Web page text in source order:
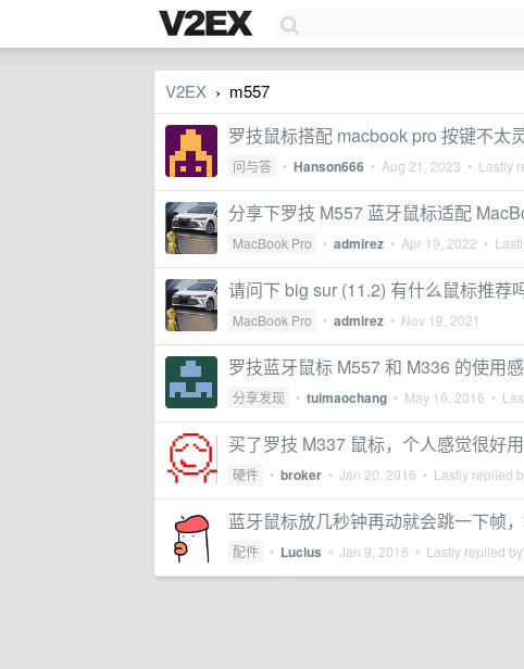
V2EX › m557
罗技鼠标搭配 macbook pro 按键不太
问与答 • Hanson666 • Aug 21, 2023 • Lastly
分享下罗技 M557 蓝牙鼠标适配
MacBook Pro • admirez • Apr 19, 2022 •
请问下 big sur (11.2) 有什么鼠标推荐
MacBook Pro • admirez • Nov 19, 2021
罗技蓝牙鼠标 M557 和 M336 的使用
分享发现 • tuimaochang • May 16, 2016 •
买了罗技 M337 鼠标，个人感觉很好用
硬件 • broker • Jan 20, 2016 • Lastly replied
蓝牙鼠标放几秒钟再动就会跳一下帧
配件 • Lucius • Jan 9, 2016 • Lastly replied by